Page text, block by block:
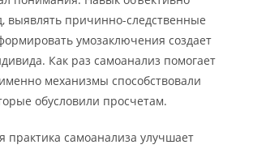
выявлять причинно-следственные
умозаключения создает
Как раз самоанализ помогает
механизмы способствовали
обусловили просчетам.
практика самоанализа улучшает